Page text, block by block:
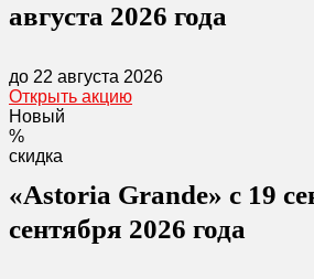
августа 2026 года
до 22 августа 2026
Открыть акцию
Новый
%
скидка
«Astoria Grande» с 19
сентября 2026 года